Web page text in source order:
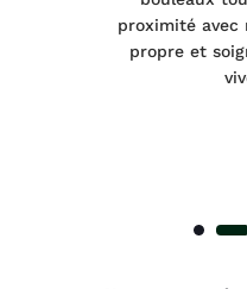
proximité avec
propre et